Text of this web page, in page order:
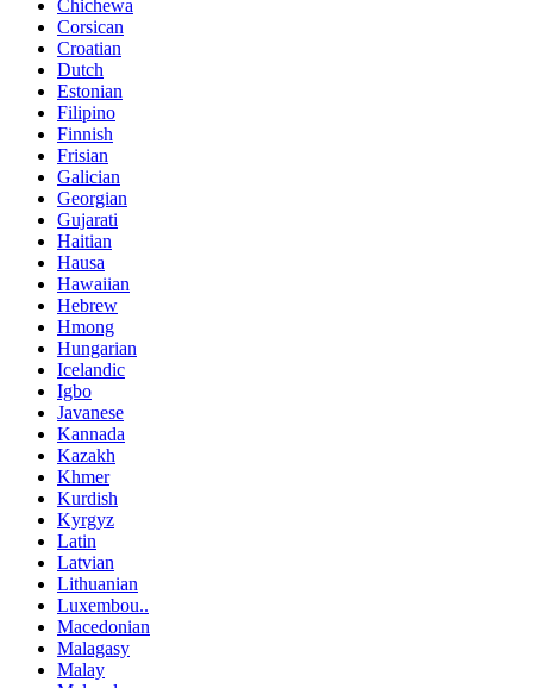
Chichewa
Corsican
Croatian
Dutch
Estonian
Filipino
Finnish
Frisian
Galician
Georgian
Gujarati
Haitian
Hausa
Hawaiian
Hebrew
Hmong
Hungarian
Icelandic
Igbo
Javanese
Kannada
Kazakh
Khmer
Kurdish
Kyrgyz
Latin
Latvian
Lithuanian
Luxembou..
Macedonian
Malagasy
Malay